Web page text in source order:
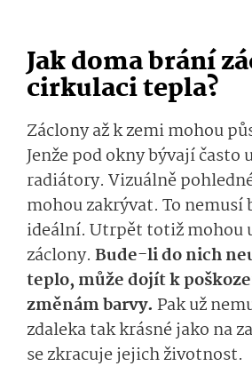
Jak doma brání
cirkulaci tepla?
Záclony až k zemi mohou
Jenže pod okny bývají často
radiátory. Vizuálně
mohou zakrývat. To nemusí
ideální. Utrpět totiž mohou
záclony. Bude-li do nich
teplo, může dojít k
změnám barvy. Pak už
zdaleka tak krásné jako na
se zkracuje jejich životnost.